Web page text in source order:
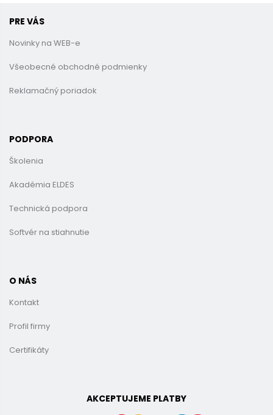
PRE VÁS
Novinky na WEB-e
Všeobecné obchodné podmienky
Reklamačný poriadok
PODPORA
Školenia
Akadémia ELDES
Technická podpora
Softvér na stiahnutie
O NÁS
Kontakt
Profil firmy
Certifikáty
AKCEPTUJEME PLATBY